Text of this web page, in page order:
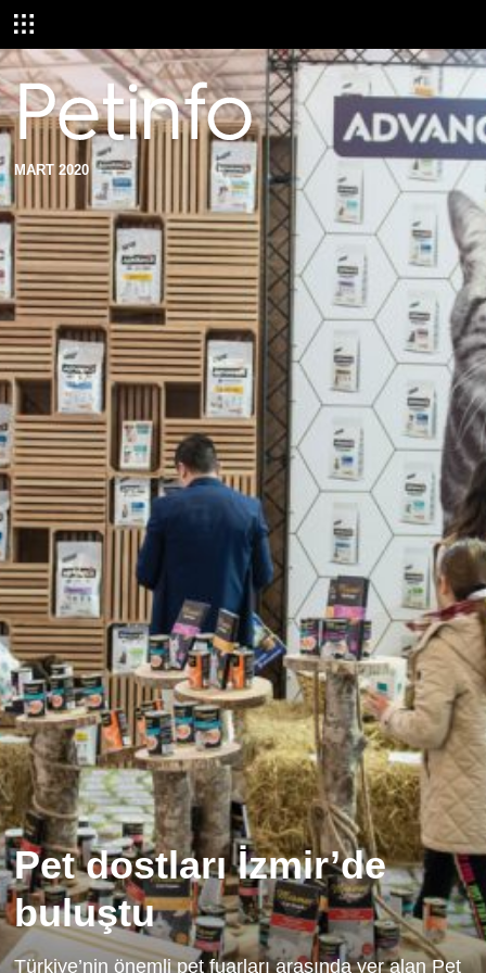
MART 2020
Pet dostları İzmir’de
buluştu
Türkiye’nin önemli pet fuarları arasında yer alan Pet